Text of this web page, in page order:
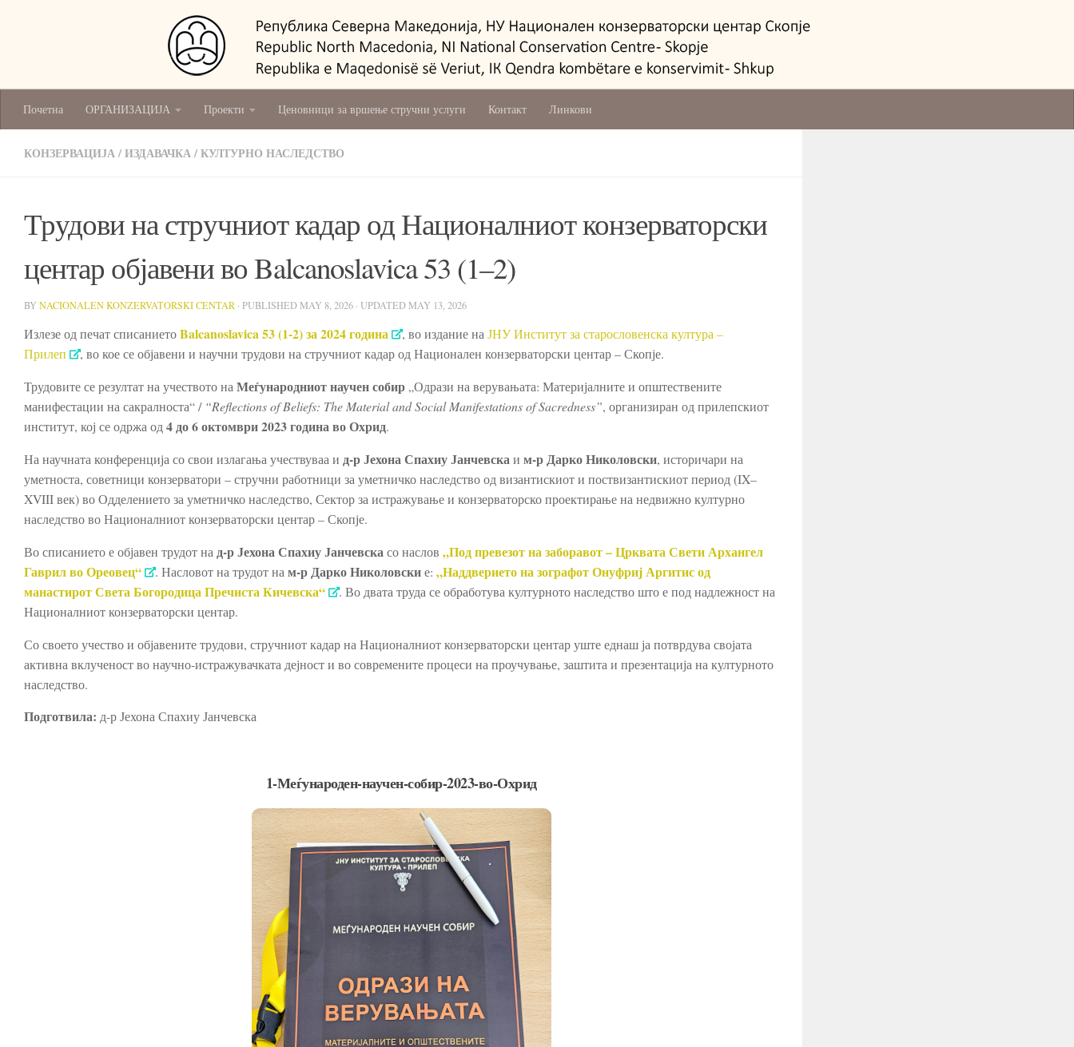
National Conservation Centre - Skopje
Почетна ОРГАНИЗАЦИЈА Проекти Ценовници за вршење стручни услуги Контакт Линкови
КОНЗЕРВАЦИЈА/ИЗДАВАЧКА/КУЛТУРНО НАСЛЕДСТВО
Трудови на стручниот кадар од Националниот конзерваторски
центар објавени во Balcanoslavica 53 (1–2)
BY NACIONALEN KONZERVATORSKI CENTAR · PUBLISHED MAY 8, 2026 · UPDATED MAY 13, 2026
Излезе од печат списаниетоBalcanoslavica 53 (1-2) за 2024 година , во издание наЈНУ Институт за старословенска култура –
Прилеп
, во кое се објавени и научни трудови на стручниот кадар од Национален конзерваторски центар – Скопје.
Трудовите се резултат на учеството на Меѓународниот научен собир „Одрази на верувањата: Материјалните и општествените
манифестации на сакралноста“ / “Reflections of Beliefs: The Material and Social Manifestations of Sacredness”, организиран од прилепскиот
институт, кој се одржа од4 до 6 октомври 2023 година во Охрид.
На научната конференција со свои излагања учествуваа и д-р Јехона Спахиу Јанчевскаи м-р Дарко Николовски, историчари на
уметноста, советници конзерватори – стручни работници за уметничко наследство од византискиот и поствизантискиот период (IX–
XVIII век) во Одделението за уметничко наследство, Сектор за истражување и конзерваторско проектирање на недвижно културно
наследство во Националниот конзерваторски центар – Скопје.
Во списанието е објавен трудот на д-р Јехона Спахиу Јанчевскасо наслов „Под превезот на заборавот – Црквата Свети Архангел
Гаврил во Ореовец“ . Насловот на трудот на м-р Дарко Николовские: „Наддверието на зографот Онуфриј Аргитис од
манастирот Света Богородица Пречиста Кичевска“
. Во двата труда се обработува културното наследство што е под надлежност на
Националниот конзерваторски центар.
Со своето учество и објавените трудови, стручниот кадар на Националниот конзерваторски центар уште еднаш ја потврдува својата
активна вклученост во научно-истражувачката дејност и во современите процеси на проучување, заштита и презентација на културното
наследство.
Подготвила: д-р Јехона Спахиу Јанчевска
1-Меѓународен-научен-собир-2023-во-Охрид